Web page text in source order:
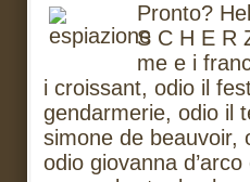
Pronto?
S C H E R
me e i
i croissant, odio il
gendarmerie, odio il
simone de beauvoir,
odio giovanna